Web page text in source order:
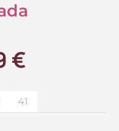
€El
actual
41